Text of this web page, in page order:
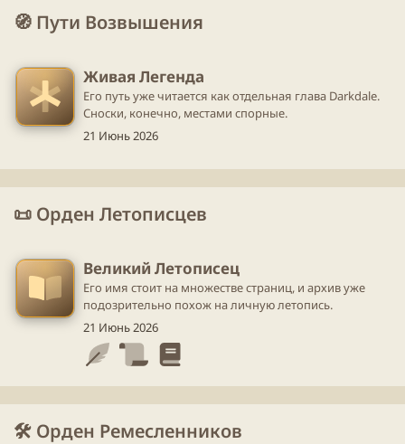
🧭 Пути Возвышения
Живая Легенда
Его путь уже читается как отдельная глава Darkdale.
Сноски, конечно, местами спорные.
21 Июнь 2026
📜 Орден Летописцев
Великий Летописец
Его имя стоит на множестве страниц, и архив уже
подозрительно похож на личную летопись.
21 Июнь 2026
🛠️ Орден Ремесленников